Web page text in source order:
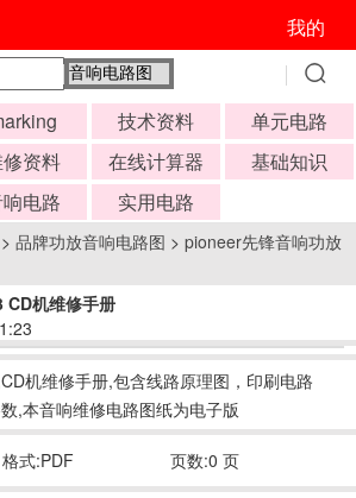
我的
技术资料
单元电路
资料 在线计算器
基础知识
电路 实用电路
> 品牌功放音响电路图 > pioneer先锋音响功放
机维修手册
机维修手册,包含线路原理图，印刷电路
,本音响维修电路图纸为电子版
格式:PDF 页数:0 页